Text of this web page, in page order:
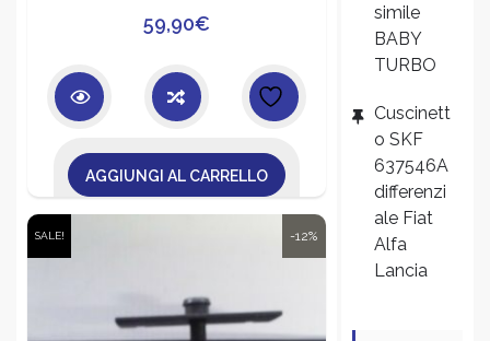
59,90€
AGGIUNGI AL CARRELLO
-12%
SALE!
simile
BABY
TURBO
Cuscinett
o SKF
637546A
differenzi
ale Fiat
Alfa
Lancia